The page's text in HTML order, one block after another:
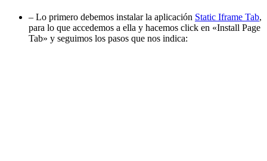
– Lo primero debemos instalar la aplicación Static Iframe Tab,
para lo que accedemos a ella y hacemos click en «Install Page
Tab» y seguimos los pasos que nos indica: